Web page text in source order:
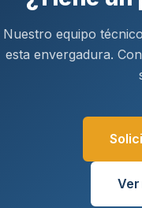
Nuestro equipo
esta envergadura.